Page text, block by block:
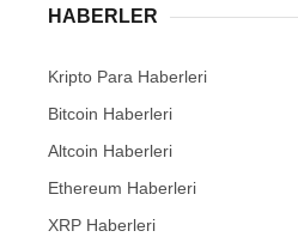
HABERLER
Kripto Para Haberleri
Bitcoin Haberleri
Altcoin Haberleri
Ethereum Haberleri
XRP Haberleri